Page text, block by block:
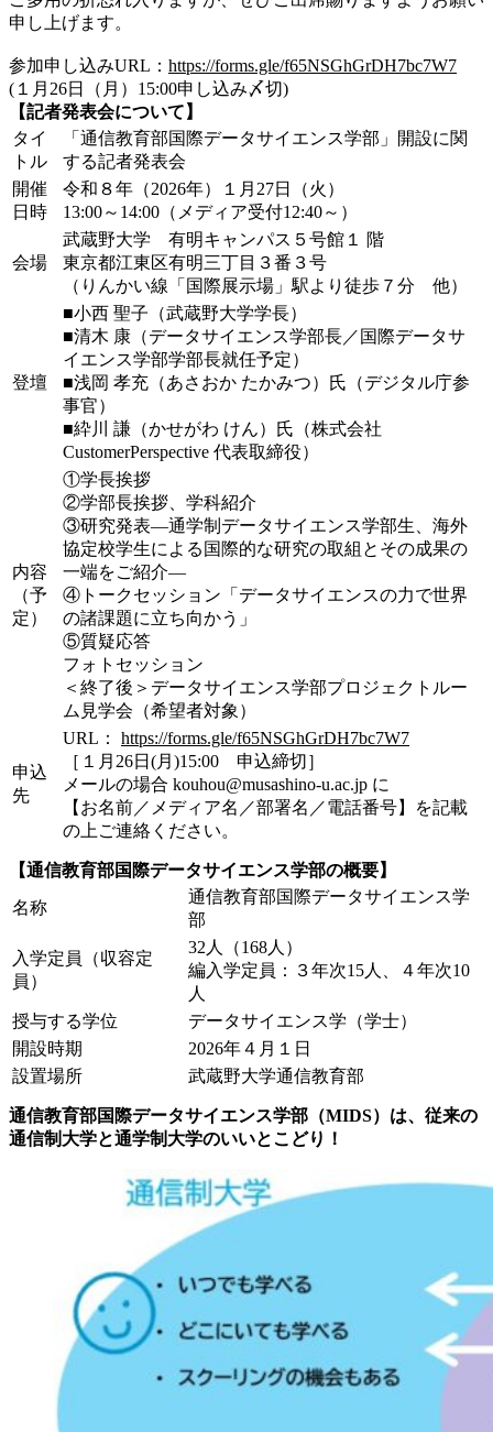
申し上げます。
参加申し込みURL： https://forms.gle/f65NSGhGrDH7bc7W7
(１月26日（月）15:00申し込み〆切)
【記者発表会について】
タイ
トル
「通信教育部国際データサイエンス学部」開設に関
する記者発表会
開催
日時
令和８年（2026年）１月27日（火）
13:00～14:00（メディア受付12:40～）
会場
武蔵野大学 有明キャンパス５号館１ 階
東京都江東区有明三丁目３番３号
（りんかい線「国際展示場」駅より徒歩７分 他）
登壇
■小西 聖子（武蔵野大学学長）
■清木 康（データサイエンス学部長／国際データサ
イエンス学部学部長就任予定）
■浅岡 孝充（あさおか たかみつ）氏（デジタル庁参
事官）
■紣川 謙（かせがわ けん）氏（株式会社
CustomerPerspective 代表取締役）
内容
（予
定）
①学長挨拶
②学部長挨拶、学科紹介
③研究発表―通学制データサイエンス学部生、海外
協定校学生による国際的な研究の取組とその成果の
一端をご紹介―
④トークセッション「データサイエンスの力で世界
の諸課題に立ち向かう」
⑤質疑応答
フォトセッション
＜終了後＞データサイエンス学部プロジェクトルー
ム見学会（希望者対象）
申込
先
URL： https://forms.gle/f65NSGhGrDH7bc7W7
［１月26日(月)15:00 申込締切］
メールの場合 kouhou@musashino-u.ac.jp に
【お名前／メディア名／部署名／電話番号】を記載
の上ご連絡ください。
【通信教育部国際データサイエンス学部の概要】
名称
通信教育部国際データサイエンス学
部
入学定員（収容定
員）
32人（168人）
編入学定員：３年次15人、４年次10
人
授与する学位
データサイエンス学（学士）
開設時期
2026年４月１日
設置場所
武蔵野大学通信教育部
通信教育部国際データサイエンス学部（MIDS）は、従来の
通信制大学と通学制大学のいいとこどり！